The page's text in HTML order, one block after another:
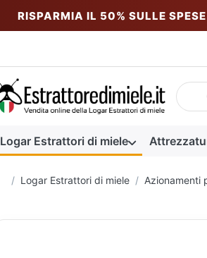
RISPARMIA IL 50% SULLE
Logar Estrattori di miele
Homepage
Logar Estrattori di miele Azionamenti